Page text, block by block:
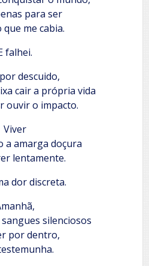
para ser
me cabia.
falhei.
descuido,
cair a própria vida
ouvir o impacto.
Viver
a amarga doçura
lentamente.
dor discreta.
silenciosos
por dentro,